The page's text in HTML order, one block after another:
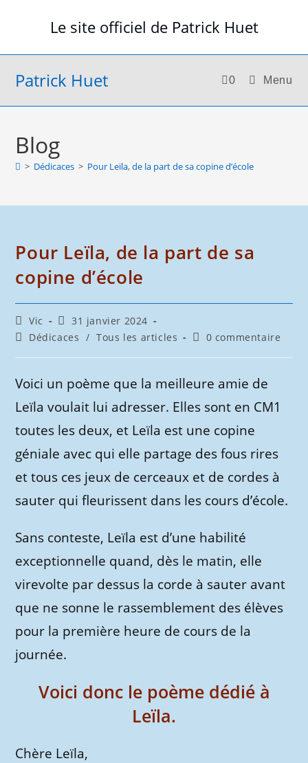
Le site officiel de Patrick Huet
Patrick Huet 0 Menu
Blog
> Dédicaces > Pour Leïla, de la part de sa copine d’école
Pour Leïla, de la part de sa
copine d’école
Auteur/autrice
de
publication :
Vic
Publication
publiée :
31 janvier 2024
PostDédicaces / Tous les articles
Commentaires
la
publication :
0 commentaire
Voici un poème que la meilleure amie de
Leïla voulait lui adresser. Elles sont en CM1
toutes les deux, et Leïla est une copine
géniale avec qui elle partage des fous rires
et tous ces jeux de cerceaux et de cordes à
sauter qui fleurissent dans les cours d’école.
Sans conteste, Leïla est d’une habilité
exceptionnelle quand, dès le matin, elle
virevolte par dessus la corde à sauter avant
que ne sonne le rassemblement des élèves
pour la première heure de cours de la
journée.
Voici donc le poème dédié à
Leïla.
Chère Leïla,